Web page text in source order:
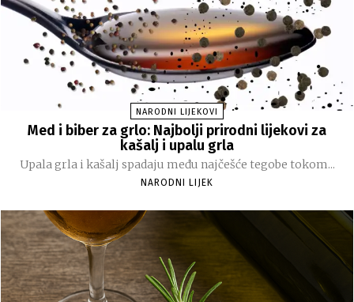
NARODNI LIJEKOVI
Med i biber za grlo: Najbolji prirodni lijekovi za
kašalj i upalu grla
Upala grla i kašalj spadaju među najčešće tegobe tokom...
NARODNI LIJEK